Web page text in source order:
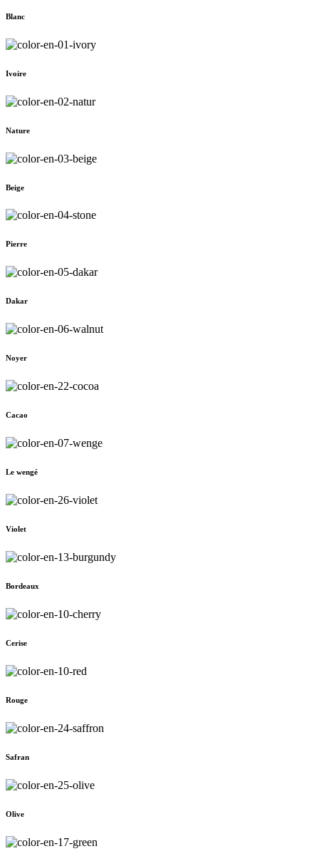
Blanc
Ivoire
Nature
Beige
Pierre
Dakar
Noyer
Cacao
Le wengé
Violet
Bordeaux
Cerise
Rouge
Safran
Olive